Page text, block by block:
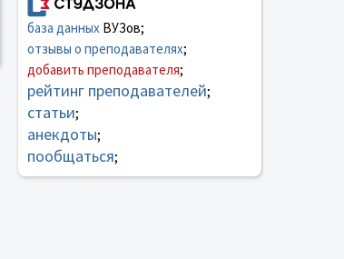
база данныхВУЗов;
отзывы о преподавателях;
добавить преподавателя;
рейтинг преподавателей;
статьи;
анекдоты;
пообщаться;